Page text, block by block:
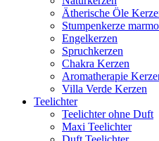
Ätherische Öle
Stumpenkerze
Engelkerzen
Spruchkerzen
Chakra Kerzen
Aromatherapie
Villa Verde Kerzen
Teelichter
Teelichter ohne Duft
Maxi Teelichter